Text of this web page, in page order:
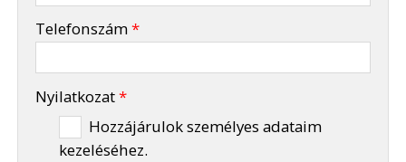
Telefonszám*
Nyilatkozat*
Hozzájárulok személyes adataim
kezeléséhez.